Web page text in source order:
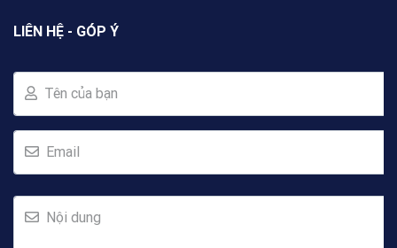
LIÊN HỆ - GÓP Ý
Tên của bạn
Email
Nội dung